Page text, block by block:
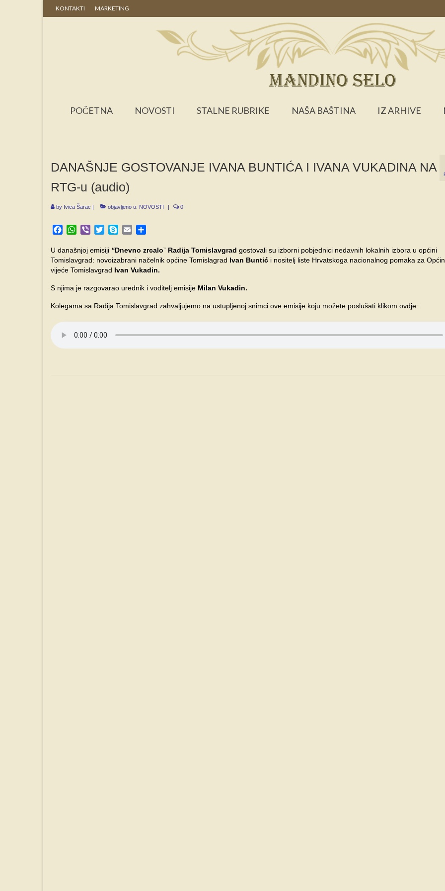
KONTAKTI MARKETING
POČETNA NOVOSTI STALNE RUBRIKE NAŠA BAŠTINA IZ ARHIVE
DANAŠNJE GOSTOVANJE IVANA BUNTIĆA I IVANA VUKADINA NA
RTG-u (audio)
by Ivica Šarac | objavljeno u: NOVOSTI | 0
Facebook
WhatsApp
Viber TwitterSkypeEmail
U današnjoj emisiji “Dnevno zrcalo” Radija Tomislavgrad gostovali su izborni pobjednici nedavnih lokalnih izbora u općini
Tomislavgrad: novoizabrani načelnik općine Tomislagrad Ivan Buntić i nositelj liste Hrvatskoga nacionalnog pomaka za
vijeće Tomislavgrad Ivan Vukadin.
S njima je razgovarao urednik i voditelj emisije Milan Vukadin.
Kolegama sa Radija Tomislavgrad zahvaljujemo na ustupljenoj snimci ove emisije koju možete poslušati klikom ovdje: